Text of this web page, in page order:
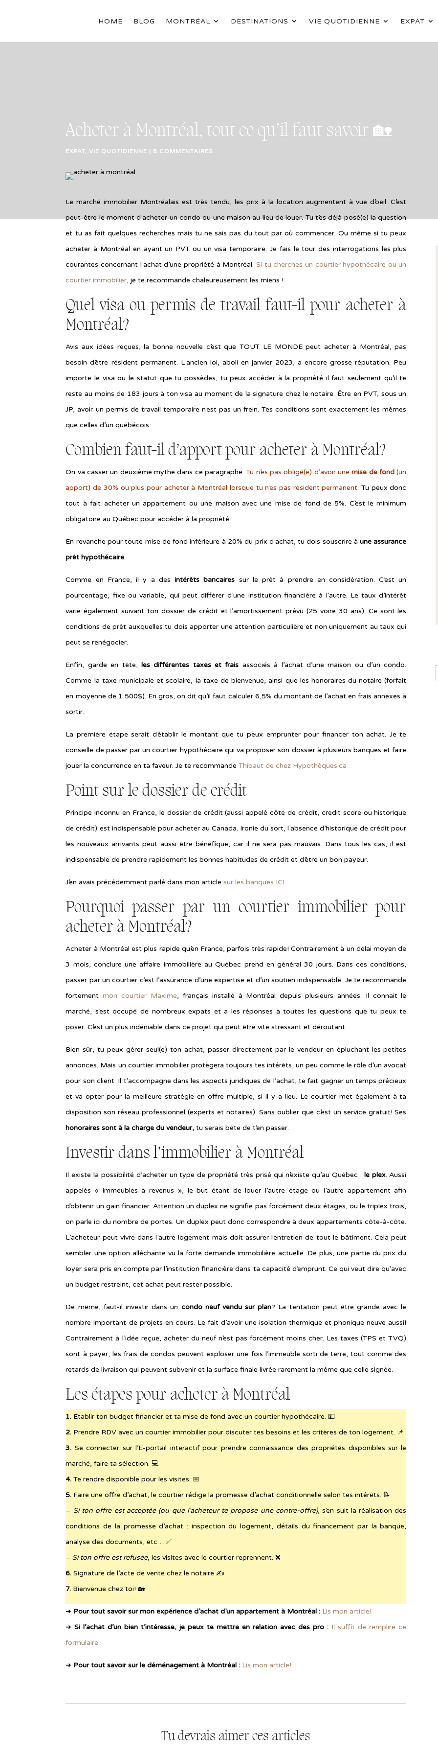
HOME BLOG MONTRÉAL DESTINATIONS VIE QUOTIDIENNE EXPAT
Acheter à Montréal, tout ce qu’il faut savoir 🏡
EXPAT,VIE QUOTIDIENNE | 8 COMMENTAIRES
Le marché immobilier Montréalais est très tendu, les prix à la location augmentent à vue d’oeil. C’est
peut-être le moment d’acheter un condo ou une maison au lieu de louer. Tu t’es déjà posé(e) la question
et tu as fait quelques recherches mais tu ne sais pas du tout par où commencer. Ou même si tu peux
acheter à Montréal en ayant un PVT ou un visa temporaire. Je fais le tour des interrogations les plus
courantes concernant l’achat d’une propriété à Montréal. Si tu cherches un courtier hypothécaire ou un
courtier immobilier, je te recommande chaleureusement les miens !
Quel visa ou permis de travail faut-il pour acheter à
Montréal?
Avis aux idées reçues, la bonne nouvelle c’est que TOUT LE MONDE peut acheter à Montréal, pas
besoin d’être résident permanent. L’ancien loi, aboli en janvier 2023, a encore grosse réputation. Peu
importe le visa ou le statut que tu possèdes, tu peux accéder à la propriété il faut seulement qu’il te
reste au moins de 183 jours à ton visa au moment de la signature chez le notaire. Être en PVT, sous un
JP, avoir un permis de travail temporaire n’est pas un frein. Tes conditions sont exactement les mêmes
que celles d’un québécois.
Combien faut-il d’apport pour acheter à Montréal?
On va casser un deuxième mythe dans ce paragraphe.Tu n’es pas obligé(e) d’avoir unemise de fond (un
apport) de 30% ou plus pour acheter à Montréal lorsque tu n’es pas résident permanent. Tu peux donc
tout à fait acheter un appartement ou une maison avec une mise de fond de 5%. C’est le minimum
obligatoire au Québec pour accéder à la propriété.
En revanche pour toute mise de fond inférieure à 20% du prix d’achat, tu dois souscrire àune assurance
prêt hypothécaire.
Comme en France, il y a desintérêts bancaires sur le prêt à prendre en considération. C’est un
pourcentage, fixe ou variable, qui peut différer d’une institution financière à l’autre. Le taux d’intérêt
varie également suivant ton dossier de crédit et l’amortissement prévu (25 voire 30 ans). Ce sont les
conditions de prêt auxquelles tu dois apporter une attention particulière et non uniquement au taux qui
peut se renégocier.
Enfin, garde en tête, les différentes taxes et frais associés à l’achat d’une maison ou d’un condo.
Comme la taxe municipale et scolaire, la taxe de bienvenue, ainsi que les honoraires du notaire (forfait
en moyenne de 1 500$). En gros, on dit qu’il faut calculer 6,5% du montant de l’achat en frais annexes à
sortir.
La première étape serait d’établir le montant que tu peux emprunter pour financer ton achat. Je te
conseille de passer par un courtier hypothécaire qui va proposer son dossier à plusieurs banques et faire
jouer la concurrence en ta faveur. Je te recommandeThibaut de chez Hypothèques.ca
Point sur le dossier de crédit
Principe inconnu en France, le dossier de crédit (aussi appelé côte de crédit, credit score ou historique
de crédit) est indispensable pour acheter au Canada. Ironie du sort, l’absence d’historique de crédit pour
les nouveaux arrivants peut aussi être bénéfique, car il ne sera pas mauvais. Dans tous les cas, il est
indispensable de prendre rapidement les bonnes habitudes de crédit et d’être un bon payeur.
J’en avais précédemment parlé dans mon articlesur les banques ICI.
Pourquoi passer par un courtier immobilier pour
acheter à Montréal?
Acheter à Montréal est plus rapide qu’en France, parfois très rapide! Contrairement à un délai moyen de
3 mois, conclure une affaire immobilière au Québec prend en général 30 jours. Dans ces conditions,
passer par un courtier c’est l’assurance d’une expertise et d’un soutien indispensable. Je te recommande
fortementmon courtier Maxime, français installé à Montréal depuis plusieurs années. Il connait le
marché, s’est occupé de nombreux expats et a les réponses à toutes les questions que tu peux te
poser. C’est un plus indéniable dans ce projet qui peut être vite stressant et déroutant.
Bien sûr, tu peux gérer seul(e) ton achat, passer directement par le vendeur en épluchant les petites
annonces. Mais un courtier immobilier protègera toujours tes intérêts, un peu comme le rôle d’un avocat
pour son client. Il t’accompagne dans les aspects juridiques de l’achat, te fait gagner un temps précieux
et va opter pour la meilleure stratégie en offre multiple, si il y a lieu. Le courtier met également à ta
disposition son réseau professionnel (experts et notaires). Sans oublier que c’est un service gratuit! Ses
honoraires sont à la charge du vendeur, tu serais bête de t’en passer.
Investir dans l’immobilier à Montréal
Il existe la possibilité d’acheter un type de propriété très prisé qui n’existe qu’au Québec : le plex. Aussi
appelés « immeubles à revenus », le but étant de louer l’autre étage ou l’autre appartement afin
d’obtenir un gain financier. Attention un duplex ne signifie pas forcément deux étages, ou le triplex trois,
on parle ici du nombre de portes. Un duplex peut donc correspondre à deux appartements côte-à-côte.
L’acheteur peut vivre dans l’autre logement mais doit assurer l’entretien de tout le bâtiment. Cela peut
sembler une option alléchante vu la forte demande immobilière actuelle. De plus, une partie du prix du
loyer sera pris en compte par l’institution financière dans ta capacité d’emprunt. Ce qui veut dire qu’avec
un budget restreint, cet achat peut rester possible.
De même, faut-il investir dans un condo neuf vendu sur plan? La tentation peut être grande avec le
nombre important de projets en cours. Le fait d’avoir une isolation thermique et phonique neuve aussi!
Contrairement à l’idée reçue, acheter du neuf n’est pas forcément moins cher. Les taxes (TPS et TVQ)
sont à payer, les frais de condos peuvent exploser une fois l’immeuble sorti de terre, tout comme des
retards de livraison qui peuvent subvenir et la surface finale livrée rarement la même que celle signée.
Les étapes pour acheter à Montréal
1. Établir ton budget financier et ta mise de fond avec un courtier hypothécaire. 💵
2. Prendre RDV avec un courtier immobilier pour discuter tes besoins et les critères de ton logement. 📌
3. Se connecter sur l’E-portail interactif pour prendre connaissance des propriétés disponibles sur le
marché, faire ta sélection. 💻
4.Te rendre disponible pour les visites. 📅
5. Faire une offre d’achat, le courtier rédige la promesse d’achat conditionnelle selon tes intérêts. 📝
– Si ton offre est acceptée (ou que l’acheteur te propose une contre-offre), s’en suit la réalisation des
conditions de la promesse d’achat : inspection du logement, détails du financement par la banque,
analyse des documents, etc… ✅
– Si ton offre est refusée, les visites avec le courtier reprennent. ❌
6. Signature de l’acte de vente chez le notaire ✍️
7. Bienvenue chez toi! 🏡
➜ Pour tout savoir sur mon expérience d’achat d’un appartement à Montréal : Lis mon article!
➜Si l’achat d’un bien t’intéresse, je peux te mettre en relation avec des pro : Il suffit de remplire ce
formulaire
➜ Pour tout savoir sur le déménagement à Montréal : Lis mon article!
Tu devrais aimer ces articles